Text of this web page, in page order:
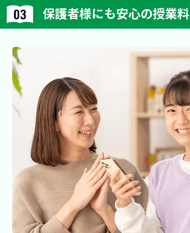
保護者様にも安心の授業料